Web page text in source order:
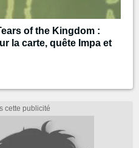
of the Kingdom :
la carte, quête Impa et